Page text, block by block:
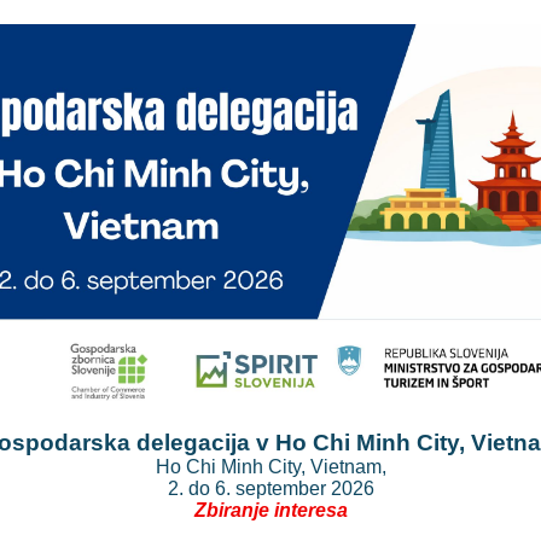
delegacija v Ho Chi Minh City,
Ho Chi Minh City, Vietnam,
2. do 6. september 2026
Zbiranje interesa